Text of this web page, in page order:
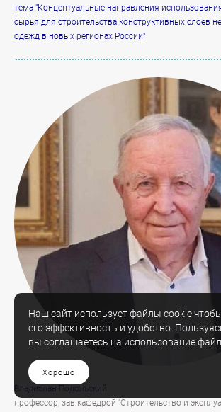
тема "Концептуальные направления
сырья для строительства конструктивных слоев
одежд в новых регионах России"
Владислав Подольский
профессор, зав.кафедрой "Строительство и
Наш сайт использует файлы cookie
его эффективность и удобство.
вы соглашаетесь на использование
Хорошо